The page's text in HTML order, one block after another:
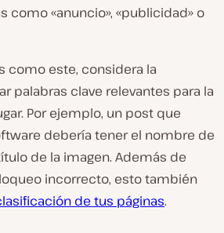
como «anuncio», «publicidad» o
como este, considera la
palabras clave relevantes para la
Por ejemplo, un post que
debería tener el nombre de
de la imagen. Además de
incorrecto, esto también
de tus páginas.